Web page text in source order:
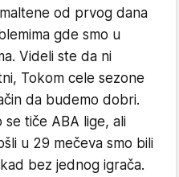
od prvog dana
gde smo u
Videli ste da ni
Tokom cele sezone
da budemo dobri.
tiče ABA lige, ali
u 29 mečeva smo bili
bez jednog igrača.